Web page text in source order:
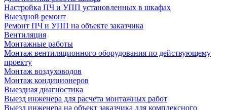
Настройка ПЧ и УПП установленных в шкафах
Выездной ремонт
Ремонт ПЧ и УПП на объекте заказчика
Вентиляция
Монтажные работы
Монтаж вентиляционного оборудования по действующему
проекту
Монтаж воздуховодов
Монтаж кондиционеров
Выездная диагностика
Выезд инженера для расчета монтажных работ
Выезд инженера на объект заказчика для комплексного